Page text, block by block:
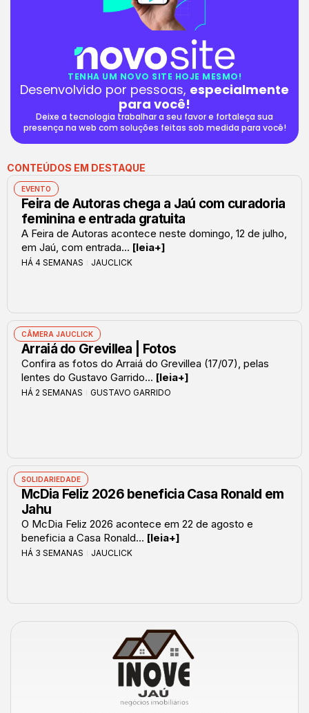
TENHA UM NOVO SITE HOJE MESMO!
Desenvolvido por pessoas, especialmente
para você!
Deixe a tecnologia trabalhar a seu favor e fortaleça sua
presença na web com soluções feitas sob medida para você!
CONTEÚDOS EM DESTAQUE
EVENTO
Feira de Autoras chega a Jaú com curadoria
feminina e entrada gratuita
A Feira de Autoras acontece neste domingo, 12 de julho,
em Jaú, com entrada... [leia+]
HÁ 4 SEMANAS JAUCLICK
CÂMERA JAUCLICK
Arraiá do Grevillea | Fotos
Confira as fotos do Arraiá do Grevillea (17/07), pelas
lentes do Gustavo Garrido... [leia+]
HÁ 2 SEMANAS GUSTAVO GARRIDO
SOLIDARIEDADE
McDia Feliz 2026 beneficia Casa Ronald em
Jahu
O McDia Feliz 2026 acontece em 22 de agosto e
beneficia a Casa Ronald... [leia+]
HÁ 3 SEMANAS JAUCLICK